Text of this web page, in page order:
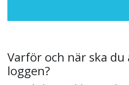
Varför och när ska du
loggen?